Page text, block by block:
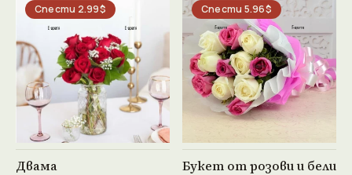
Спести 2.99$
Двама
Спести 5.96$
Виж продукта →
Букет от розови и бели